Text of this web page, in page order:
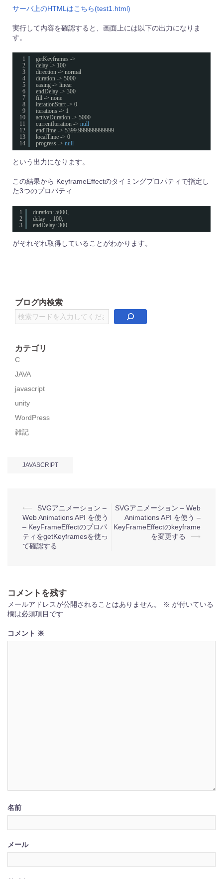
サーバ上のHTMLはこちら(test1.html)
実行して内容を確認すると、画面上には以下の出力になりま
す。
1
2
3
4
5
6
7
8
9
10
11
12
13
14
getKeyframes ->
delay -> 100
direction -> normal
duration -> 5000
easing -> linear
endDelay -> 300
fill -> none
iterationStart -> 0
iterations -> 1
activeDuration -> 5000
currentIteration -> null
endTime -> 5399.999999999999
localTime -> 0
progress -> null
という出力になります。
この結果から KeyframeEffectのタイミングプロパティで指定し
た3つのプロパティ
1
2
3
duration: 5000,
delay   : 100,
endDelay: 300
がそれぞれ取得していることがわかります。
ブログ内検索
検
索
カテゴリ
C
JAVA
javascript
unity
WordPress
雑記
JAVASCRIPT
投
稿
ナ
シ
ョ
ン
⟵
SVGアニメーション –
Web Animations API を使う
– KeyFrameEffectのプロパ
ティをgetKeyframesを使っ
て確認する
SVGアニメーション – Web
Animations API を使う –
KeyFrameEffectのkeyframe
を変更する
⟶
コメントを残す
メールアドレスが公開されることはありません。 ※ が付いている
欄は必須項目です
コメント ※
名前
メール